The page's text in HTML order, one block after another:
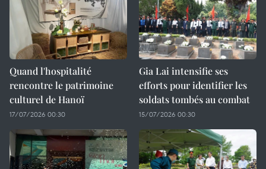
Quand l'hospitalité
rencontre le patrimoine
culturel de Hanoï
17/07/2026 00:30
Gia Lai intensifie ses
efforts pour identifier les
soldats tombés au combat
15/07/2026 00:30